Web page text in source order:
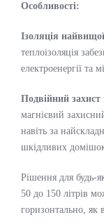
Особливості:
Ізоляція
теплоізоляція
електроенергії та
Подвійний захист
магнієвий
навіть за
шкідливих
Рішення для будь-
50 до 150 літрів
горизонтально, як